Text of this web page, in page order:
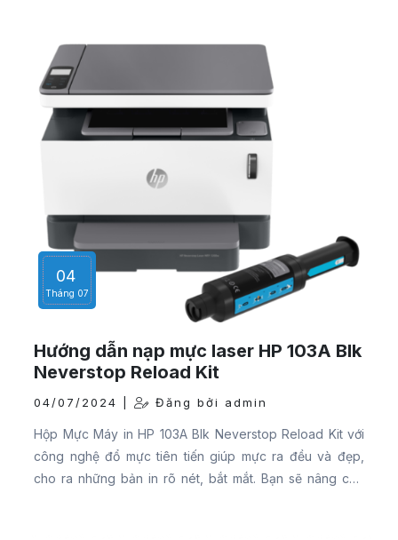
dàng và thực hiện tốt công việc.
04
Tháng 07
Hướng dẫn nạp mực laser HP 103A Blk
Neverstop Reload Kit
04/07/2024 | Đăng bởi admin
Hộp Mực Máy in HP 103A Blk Neverstop Reload Kit với
công nghệ đổ mực tiên tiến giúp mực ra đều và đẹp,
cho ra những bản in rõ nét, bắt mắt. Bạn sẽ nâng cao